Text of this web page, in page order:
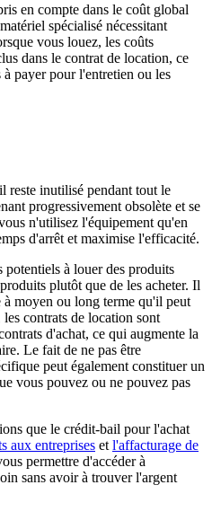
en compte dans le coût global
spécialisé nécessitant
vous louez, les coûts
dans le contrat de location, ce
payer pour l'entretien ou les
reste inutilisé pendant tout le
progressivement obsolète et se
n'utilisez l'équipement qu'en
d'arrêt et maximise l'efficacité.
à louer des produits
plutôt que de les acheter. Il
moyen ou long terme qu'il peut
contrats de location sont
d'achat, ce qui augmente la
Le fait de ne pas être
peut également constituer un
vous pouvez ou ne pouvez pas
que le crédit-bail pour l'achat
aux entreprises et l'affacturage de
permettre d'accéder à
sans avoir à trouver l'argent